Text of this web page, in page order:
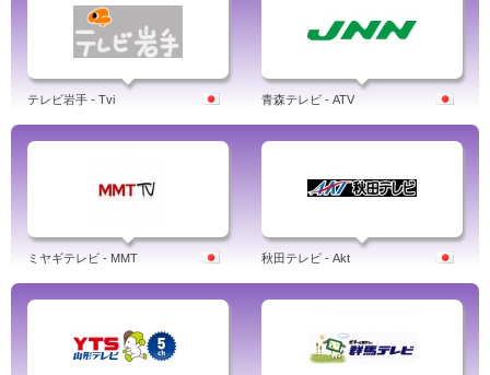
テレビ岩手 - Tvi 青森テレビ - ATV
ミヤギテレビ - MMT 秋田テレビ - Akt